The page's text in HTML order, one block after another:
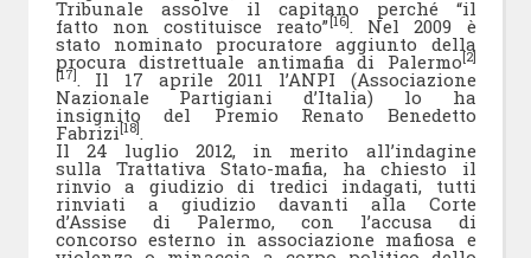
Tribunale assolve il capitano perché “il
fatto non costituisce reato”[16] . Nel 2009 è
stato nominato procuratore aggiunto della
procura distrettuale antimafia di Palermo[2]
[17]
. Il 17 aprile 2011 l’ANPI (Associazione
Nazionale Partigiani d’Italia) lo ha
insignito del Premio Renato Benedetto
Fabrizi[18]
Il 24 luglio 2012, in merito all’indagine
sulla Trattativa Stato-mafia, ha chiesto il
rinvio a giudizio di tredici indagati, tutti
rinviati a giudizio davanti alla Corte
d’Assise di Palermo, con l’accusa di
concorso esterno in associazione mafiosa e